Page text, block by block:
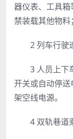
器仪表、工具
禁装载其他物料
2 列车行驶
3 人员上下
开关或自动停
架空线电源。
4 双轨巷道